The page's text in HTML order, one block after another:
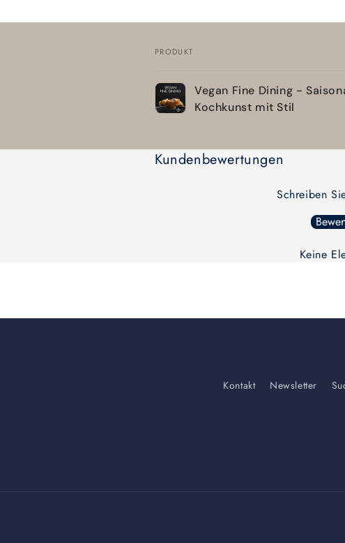
Dein
Warenkorb
PRODUKT
Vegan Fine Dining -
Kochkunst mit Stil
geladen ...
Kundenbewertungen
Schreiben
Keine
Kontakt Newsletter